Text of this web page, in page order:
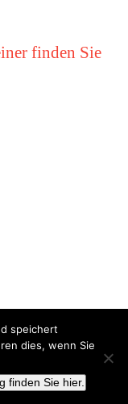
finden Sie
|Datenschutz
speichert
dies, wenn Sie
finden Sie hier.